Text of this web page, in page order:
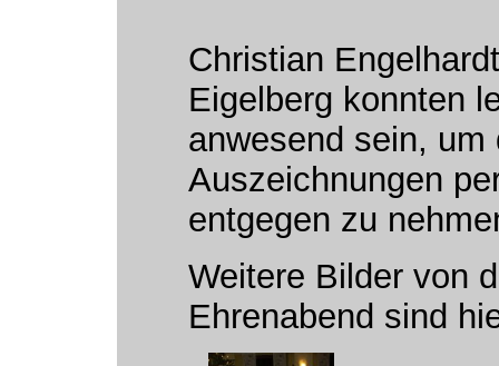
Christian
Eigelberg konnten
anwesend sein, um
Auszeichnungen
entgegen zu
Weitere Bilder von
Ehrenabend sind